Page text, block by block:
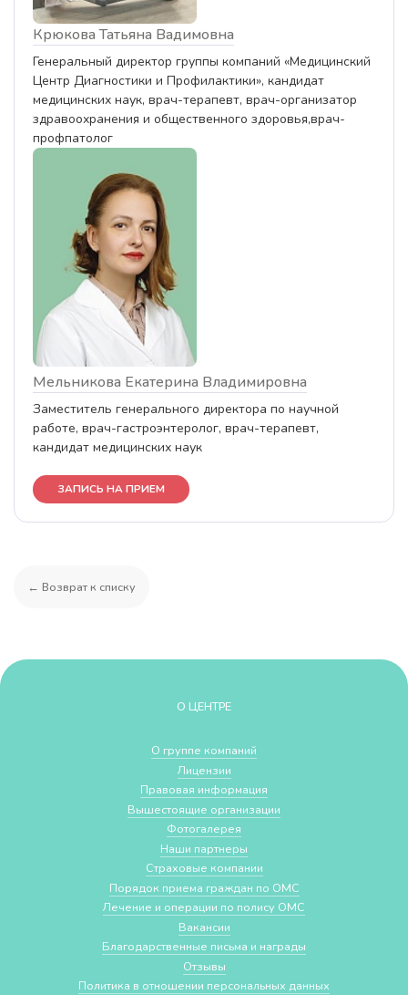
Крюкова Татьяна Вадимовна
Генеральный директор группы компаний «Медицинский
Центр Диагностики и Профилактики», кандидат
медицинских наук, врач-терапевт, врач-организатор
здравоохранения и общественного здоровья,врач-
профпатолог
Мельникова Екатерина Владимировна
Заместитель генерального директора по научной
работе, врач-гастроэнтеролог, врач-терапевт,
кандидат медицинских наук
ЗАПИСЬ НА ПРИЕМ
← Возврат к списку
О ЦЕНТРЕ
О группе компаний
Лицензии
Правовая информация
Вышестоящие организации
Фотогалерея
Наши партнеры
Страховые компании
Порядок приема граждан по ОМС
Лечение и операции по полису ОМС
Вакансии
Благодарственные письма и награды
Отзывы
Политика в отношении персональных данных